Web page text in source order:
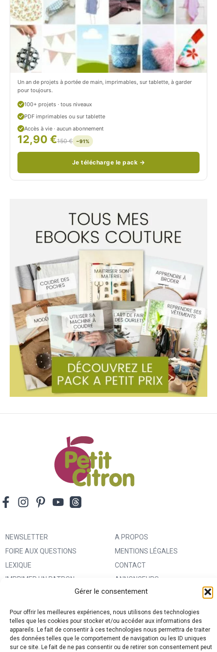
Gérer le consentement
Pour offrir les meilleures expériences, nous utilisons des technologies
telles que les cookies pour stocker et/ou accéder aux informations des
appareils. Le fait de consentir à ces technologies nous permettra de traiter
des données telles que le comportement de navigation ou les ID uniques
sur ce site. Le fait de ne pas consentir ou de retirer son consentement peut
r
o
n
/
t
r
o
n
u
d
/
Un an de projets à portée de main, imprimables, sur tablette, à garder
pour toujours.
100+ projets · tous niveaux
PDF imprimables ou sur tablette
Accès à vie · aucun abonnement
12,90 €150 € −91%
Je télécharge le pack →
NEWSLETTER
FOIRE AUX QUESTIONS
LEXIQUE
IMPRIMER UN PATRON
MA BOUTIQUE CREATIVE FABRICA
A PROPOS
MENTIONS LÉGALES
CONTACT
ANNONCEURS
CONDITIONS GÉNÉRALES
POLITIQUE DE CONFIDENTIALITÉ
ET PROTECTION DES DONNÉES
(RGPD)